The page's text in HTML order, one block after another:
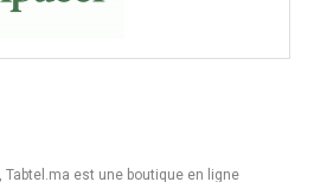
est une boutique en ligne